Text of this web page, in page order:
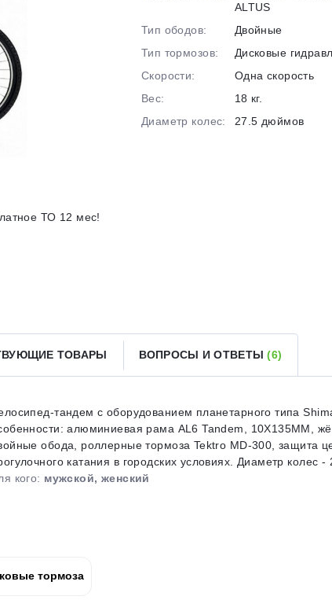
ТО 12 мес!
ALTUS
Тип ободов:
Двойные
Тип тормозов:
Дисковые
Скорости:
Одна скорость
Вес:
18 кг.
Диаметр колес:
27.5 дюймов
ТОВАРЫ ВОПРОСЫ И ОТВЕТЫ(6)
тандем с оборудованием планетарного типа
алюминиевая рама AL6 Tandem, 10X135MM,
обода, роллерные тормоза Tektro MD-300, защита
катания в городских условиях. Диаметр колес
кого: мужской, женский
тормоза
25